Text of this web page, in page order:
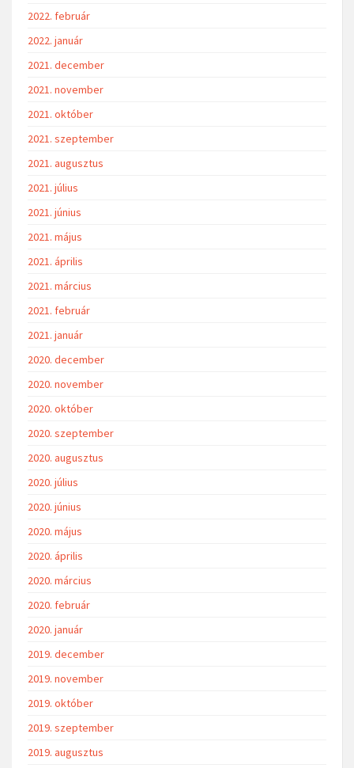
2022. február
2022. január
2021. december
2021. november
2021. október
2021. szeptember
2021. augusztus
2021. július
2021. június
2021. május
2021. április
2021. március
2021. február
2021. január
2020. december
2020. november
2020. október
2020. szeptember
2020. augusztus
2020. július
2020. június
2020. május
2020. április
2020. március
2020. február
2020. január
2019. december
2019. november
2019. október
2019. szeptember
2019. augusztus